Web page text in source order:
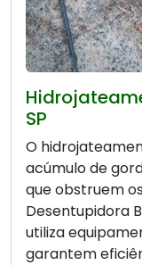
SP
O
acúmulo de
que obstruem
Desentupidora
utiliza
garantem